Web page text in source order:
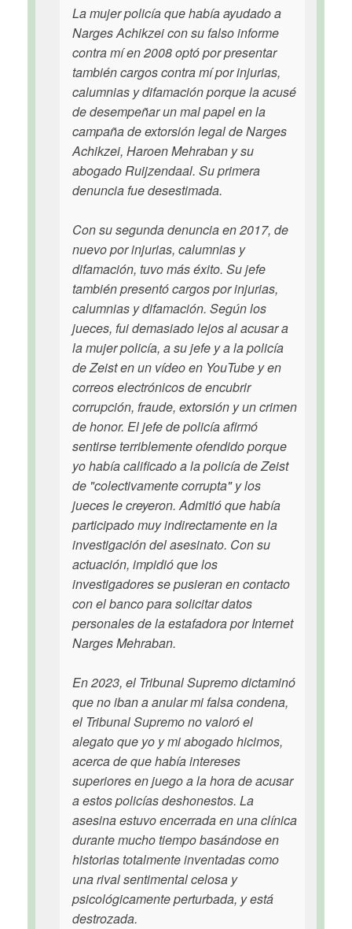
La mujer policía que había ayudado a
Narges Achikzei con su falso informe
contra mí en 2008 optó por presentar
también cargos contra mí por injurias,
calumnias y difamación porque la acusé
de desempeñar un mal papel en la
campaña de extorsión legal de Narges
Achikzei, Haroen Mehraban y su
abogado Ruijzendaal. Su primera
denuncia fue desestimada.
Con su segunda denuncia en 2017, de
nuevo por injurias, calumnias y
difamación, tuvo más éxito. Su jefe
también presentó cargos por injurias,
calumnias y difamación. Según los
jueces, fui demasiado lejos al acusar a
la mujer policía, a su jefe y a la policía
de Zeist en un vídeo en YouTube y en
correos electrónicos de encubrir
corrupción, fraude, extorsión y un crimen
de honor. El jefe de policía afirmó
sentirse terriblemente ofendido porque
yo había calificado a la policía de Zeist
de "colectivamente corrupta" y los
jueces le creyeron. Admitió que había
participado muy indirectamente en la
investigación del asesinato. Con su
actuación, impidió que los
investigadores se pusieran en contacto
con el banco para solicitar datos
personales de la estafadora por Internet
Narges Mehraban.
En 2023, el Tribunal Supremo dictaminó
que no iban a anular mi falsa condena,
el Tribunal Supremo no valoró el
alegato que yo y mi abogado hicimos,
acerca de que había intereses
superiores en juego a la hora de acusar
a estos policías deshonestos. La
asesina estuvo encerrada en una clínica
durante mucho tiempo basándose en
historias totalmente inventadas como
una rival sentimental celosa y
psicológicamente perturbada, y está
destrozada.